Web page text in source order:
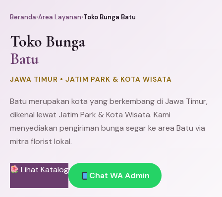
Beranda›Area Layanan›Toko Bunga Batu
Toko Bunga
Batu
JAWA TIMUR • JATIM PARK & KOTA WISATA
Batu merupakan kota yang berkembang di Jawa Timur,
dikenal lewat Jatim Park & Kota Wisata. Kami
menyediakan pengiriman bunga segar ke area Batu via
mitra florist lokal.
Lihat Katalog
Chat WA Admin